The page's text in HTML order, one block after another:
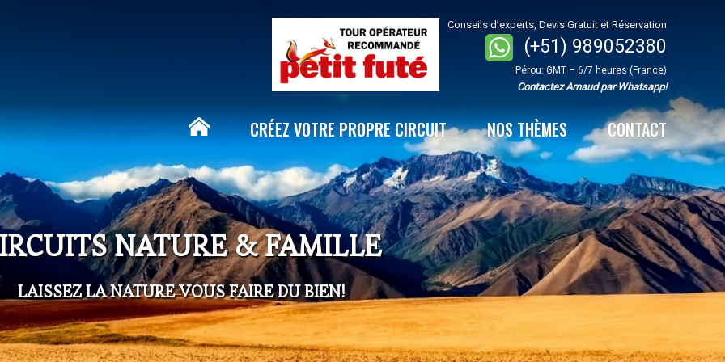
Conseils d’experts, Devis Gratuit et Réservation
(+51) 989052380
Pérou: GMT – 6/7 heures (France)
Contactez Arnaud par Whatsapp!
CRÉEZ VOTRE PROPRE CIRCUIT NOS THÈMES CONTACT
NATURE & FAMILLE
LAISSEZ LA NATURE VOUS FAIRE DU BIEN!